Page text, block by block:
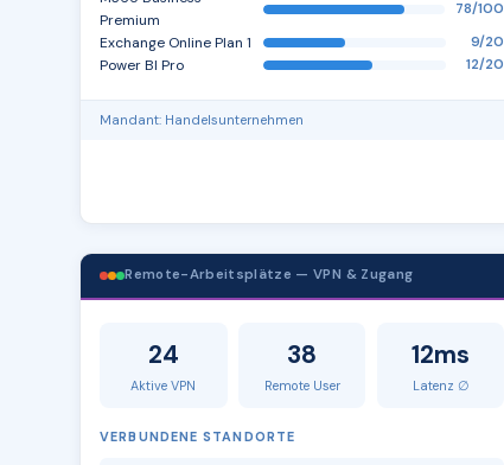
Premium
78/100
Exchange Online Plan 1 9/20
Power BI Pro 12/20
Mandant: Handelsunternehmen
Remote-Arbeitsplätze — VPN & Zugang
24
Aktive VPN
38
Remote User
12ms
Latenz ∅
VERBUNDENE STANDORTE